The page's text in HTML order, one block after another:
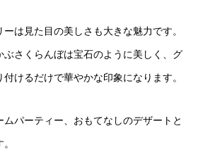
は見た目の美しさも大きな魅力です。
さくらんぼは宝石のように美しく、グ
けるだけで華やかな印象になります。
パーティー、おもてなしのデザートと